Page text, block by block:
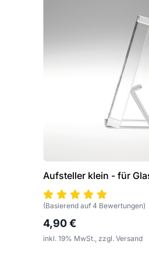
Aufsteller klein - für
(Basierend auf 4 Bewertungen)
4,90 €
inkl. 19% MwSt., zzgl. Versand